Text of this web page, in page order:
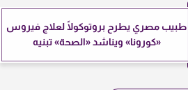
طبيب مصري يطرح بروتوكولًا لعلاج فيروس
«كورونا» ويناشد «الصحة» تبنيه